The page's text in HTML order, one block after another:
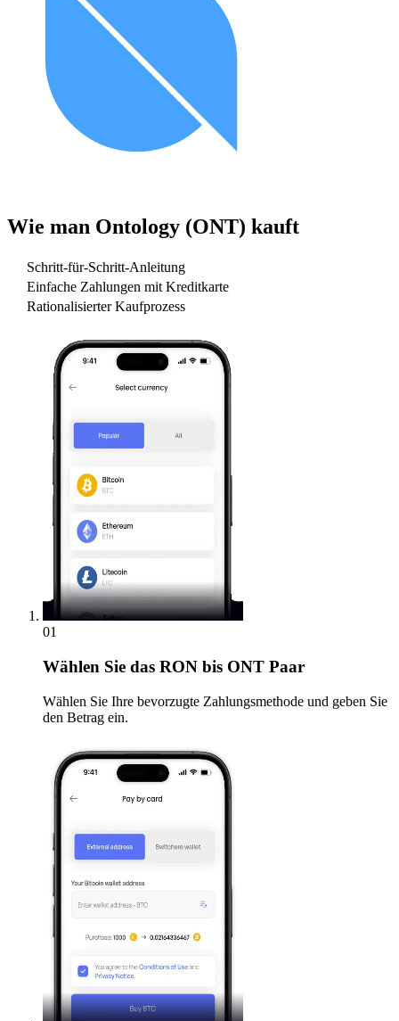
Wie man Ontology (ONT) kauft
Schritt-für-Schritt-Anleitung
Einfache Zahlungen mit Kreditkarte
Rationalisierter Kaufprozess
01
Wählen Sie das RON bis ONT Paar
Wählen Sie Ihre bevorzugte Zahlungsmethode und geben Sie
den Betrag ein.